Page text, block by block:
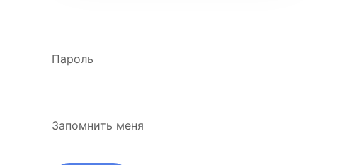
Пароль
Запомнить меня